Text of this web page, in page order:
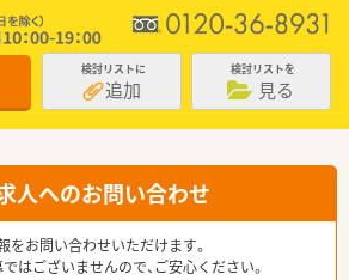
検討リストに
追加
検討リストを
見る
人へのお問い合わせ
をお問い合わせいただけます。
はございませんので、ご安心ください。